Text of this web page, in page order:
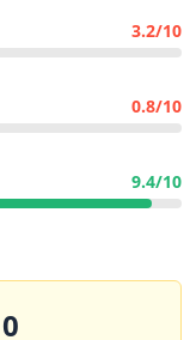
3.2/10
0.8/10
9.4/10